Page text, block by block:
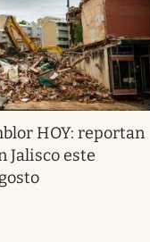
HOY: reportan
Jalisco este